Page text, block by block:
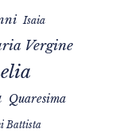
Isaia
Vergine
Quaresima
Battista